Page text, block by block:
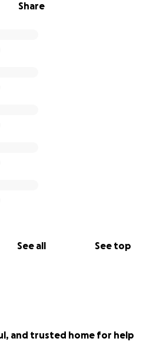
Share
See all See top
and trusted home for help